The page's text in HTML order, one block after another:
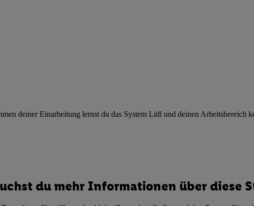
deiner Einarbeitung lernst du das System Lidl und deinen Arbeitsbereich
du mehr Informationen über diese
Endgeräte, Identifikation von Geräten anhand automatisch
zur Auswahl von Werbeanzeigen. Messung der Werbeleistung.